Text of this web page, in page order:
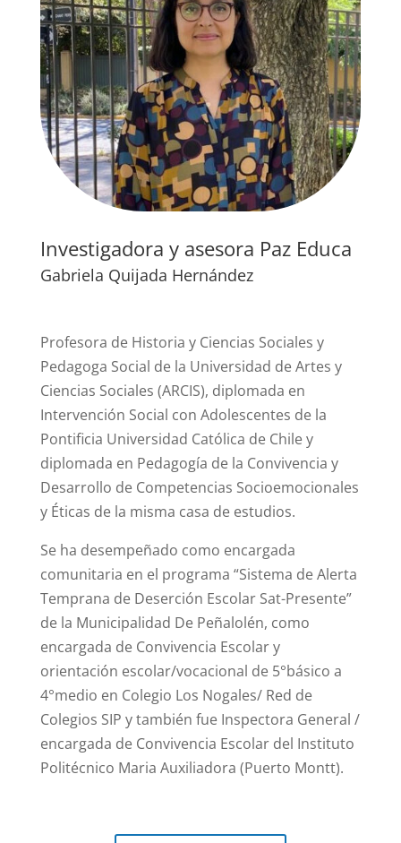
Investigadora y asesora Paz Educa
Gabriela Quijada Hernández
Profesora de Historia y Ciencias Sociales y
Pedagoga Social de la Universidad de Artes y
Ciencias Sociales (ARCIS), diplomada en
Intervención Social con Adolescentes de la
Pontificia Universidad Católica de Chile y
diplomada en Pedagogía de la Convivencia y
Desarrollo de Competencias Socioemocionales
y Éticas de la misma casa de estudios.
Se ha desempeñado como encargada
comunitaria en el programa “Sistema de Alerta
Temprana de Deserción Escolar Sat-Presente”
de la Municipalidad De Peñalolén, como
encargada de Convivencia Escolar y
orientación escolar/vocacional de 5°básico a
4°medio en Colegio Los Nogales/ Red de
Colegios SIP y también fue Inspectora General /
encargada de Convivencia Escolar del Instituto
Politécnico Maria Auxiliadora (Puerto Montt).